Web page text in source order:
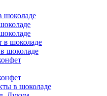
шоколаде
шоколаде
шоколаде
в шоколаде